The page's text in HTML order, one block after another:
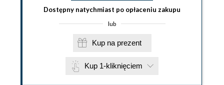
Dostępny natychmiast po opłaceniu zakupu
lub
Kup na prezent
Kup 1-kliknięciem